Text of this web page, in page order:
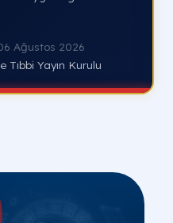
Ağustos 2026
Tıbbi Yayın Kurulu